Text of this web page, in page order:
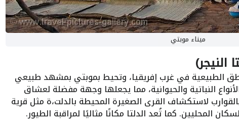
ميناء موبتي
النيجر)
الطبيعية في غرب إفريقيا، وتحيط بموبتي بمشهد طبيعي
النباتية والحيوانية، مما يجعلها وجهة مفضلة لعشاق
لاستكشاف القرى الصغيرة المحيطة بالدلت،ة مثل قرية
المحليين. كما تُعد الدلتا مكانًا مثاليًا لمراقبة الطيور.